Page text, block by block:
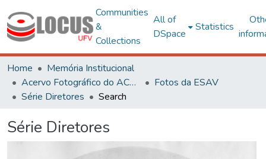
Communities
&
Collections
All of
DSpace
Statistics
Home
Memória Institucional
Acervo Fotográfico do ACH-UFV
Fotos da ESAV
Série Diretores
Search
Série Diretores